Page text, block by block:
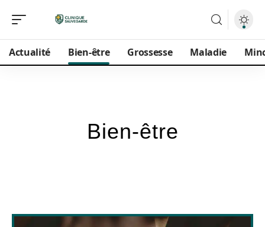
Actualité Bien-être Grossesse Maladie
Bien-être